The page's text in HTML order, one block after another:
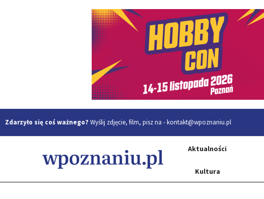
Zdarzyło się coś ważnego? Wyślij zdjęcie, film, pisz na -kontakt@wpoznaniu.pl
Aktualności
Kultura